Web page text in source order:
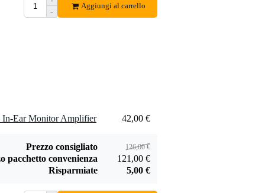
-
Aggiungi al carrello
In-Ear Monitor Amplifier 42,00 €
Prezzo consigliato 126,00 €
pacchetto convenienza
121,00 €
Risparmiate
5,00 €